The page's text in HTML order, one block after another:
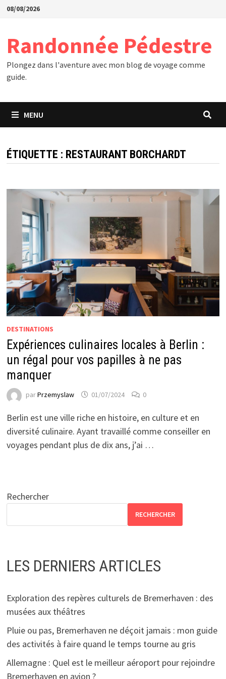
Passer
08/08/2026
Randonnée Pédestre
Plongez dans l'aventure avec mon blog de voyage comme
guide.
MENU
ÉTIQUETTE : RESTAURANT BORCHARDT
DESTINATIONS
Expériences culinaires locales à Berlin :
un régal pour vos papilles à ne pas
manquer
parPrzemyslaw 01/07/2024 0
Berlin est une ville riche en histoire, en culture et en
diversité culinaire. Ayant travaillé comme conseiller en
voyages pendant plus de dix ans, j’ai …
Rechercher
RECHERCHER
LES DERNIERS ARTICLES
Exploration des repères culturels de Bremerhaven : des
musées aux théâtres
Pluie ou pas, Bremerhaven ne déçoit jamais : mon guide
des activités à faire quand le temps tourne au gris
Allemagne : Quel est le meilleur aéroport pour rejoindre
Bremerhaven en avion ?